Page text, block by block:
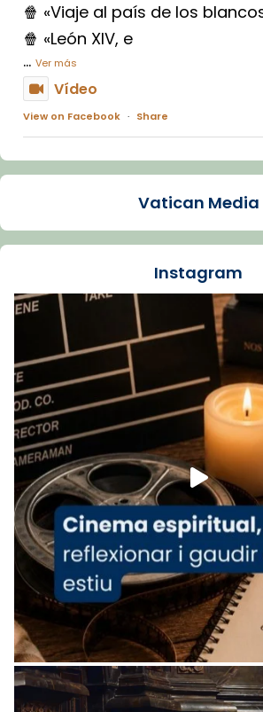
🍿 «Viaje al país de los
🍿 «León XIV, e
... Ver más
Vídeo
View on Facebook · Share
Arquebisbat de
La Carmina va patir
dos mesos, a l'Estadi Lluís
Recupera l'entrevista comp
tican News 👇
www.vaticannews.va/es/
07/carmina-historia-depresion-
espana-testimoni...
Foto
View on Facebook · Share
Arquebisbat de Barcelona
2 weeks ago
«Avui les santes Juliana i
ajuden a alçar la mirada»
Mons. Sergi Gordo, bisbe de
presidit aquest 27 de juliol la
Santes de Mataró.
🔗tinyurl.com/cvu5jmbk
Vatican Media
Instagram